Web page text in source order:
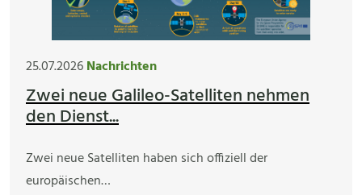
25.07.2026Nachrichten
Zwei neue Galileo-Satelliten nehmen
den Dienst...
Zwei neue Satelliten haben sich offiziell der
europäischen…